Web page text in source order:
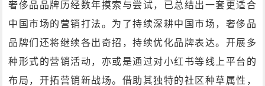
奢侈品品牌历经数年摸索与尝试，已总结出一套更适合
中国市场的营销打法。为了持续深耕中国市场，奢侈品
品牌们还将继续各出奇招，持续优化品牌表达。开展多
种形式的营销活动，亦或是通过对小红书等线上平台的
布局，开拓营销新战场。借助其独特的社区种草属性，